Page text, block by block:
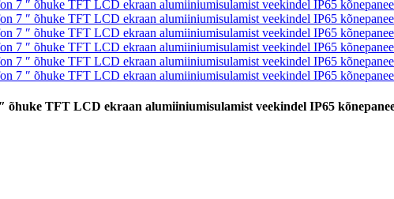
õhuke TFT LCD ekraan alumiiniumisulamist veekindel IP65